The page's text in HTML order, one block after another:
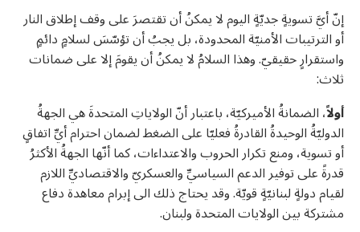
إنّ أيَّ تسويةٍ جديّةٍ اليوم لا يمكنُ أن تقتصرَ على وقف إطلاق النار
أو الترتيبات الأمنيّة المحدودة، بل يجبُ أن تؤسّسَ لسلامٍ دائمٍ
واستقرارٍ حقيقيّ. وهذا السلامُ لا يمكنُ أن يقومَ إلا على ضمانات
ثلاث:
أولاً، الضمانةُ الأميركيّة، باعتبار أنّ الولاياتِ المتحدةَ هي الجهةُ
الدوليّةُ الوحيدةُ القادرةُ فعليّا على الضغط لضمان احترام أيِّ اتفاقٍ
أو تسوية، ومنع تكرار الحروب والاعتداءات، كما أنّها الجهةُ الأكثرُ
قدرةً على توفير الدعم السياسيِّ والعسكريّ والاقتصاديِّ اللازم
لقيام دولةٍ لبنانيّةٍ قويّة. وقد يحتاج ذلك الى إبرام معاهدة دفاع
مشتركة بين الولايات المتحدة ولبنان.